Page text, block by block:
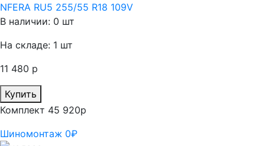
NFERA RU5 255/55 R18 109V
В наличии: 0 шт
На складе: 1 шт
11 480 р
Купить
Комплект 45 920р
Шиномонтаж 0₽